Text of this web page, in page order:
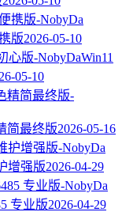
版2026-05-10
Win11
05-10
简最终版2026-05-16
增强版2026-04-29
专业版2026-04-29